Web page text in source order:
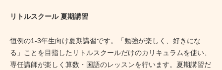
リトルスクール 夏期講習
恒例の1-3年生向け夏期講習です。「勉強が楽しく、好きにな
る」ことを目指したリトルスクールだけのカリキュラムを使い、
専任講師が楽しく算数・国語のレッスンを行います。夏期講習だ